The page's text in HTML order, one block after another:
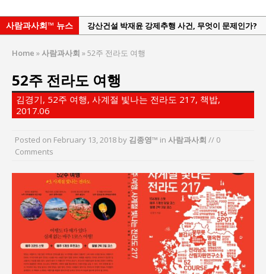
사람과사회™ 뉴스
강산건설 박재윤 강제추행 사건, 무엇이 문제인가?
세미나 개최
서효석 충청향우회중앙회 총재 취임 논란 확산
“엄마의 절박함과 ‘실무형 정치인’으로 생활정치 실
김종대, “현대전, 강한 군대도 약해질 수 있다”
이홍원 작가, 생활문화상품 4종 판매
통일 지향 2국가론: 한반도 평화의 새로운 길
Home »사람과사회 »52주 전라도 여행
52주 전라도 여행
김경기, 52주 여행, 사계절 빛나는 전라도 217, 책밥,
2017.06
Posted on February 13, 2018 by 김종영™ in 사람과사회 // 0
Comments